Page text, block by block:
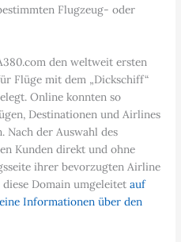
Flugzeug- oder
den weltweit ersten
Flüge mit dem „Dickschiff“
Online konnten so
Destinationen und Airlines
Nach der Auswahl des
Kunden direkt und ohne
ihrer bevorzugten Airline
Domain umgeleitetauf
Informationen über den